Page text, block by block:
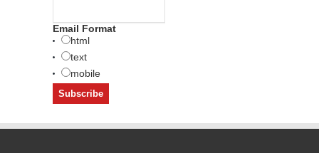
Email Format
html
text
mobile